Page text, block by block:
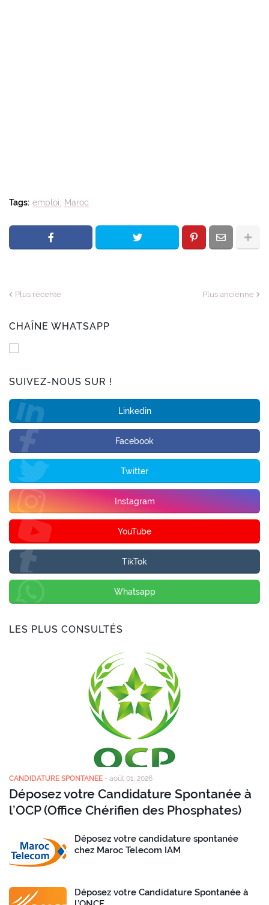
Tags: emploi Maroc
Plus récente Plus ancienne
CHAÎNE WHATSAPP
SUIVEZ-NOUS SUR !
Linkedin
Facebook
Twitter
Instagram
YouTube
TikTok
Whatsapp
LES PLUS CONSULTÉS
CANDIDATURE SPONTANEE - août 01, 2026
Déposez votre Candidature Spontanée à
l’OCP (Office Chérifien des Phosphates)
Déposez votre candidature spontanée
chez Maroc Telecom IAM
Déposez votre Candidature Spontanée à